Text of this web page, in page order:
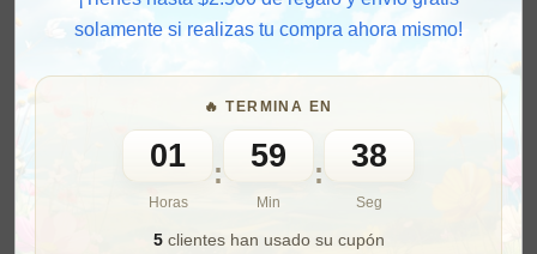
solamente si realizas tu compra ahora mismo!
🔥 TERMINA EN
01
Horas
: 59
Min
:
36
Seg
5clientes han usado su cupón